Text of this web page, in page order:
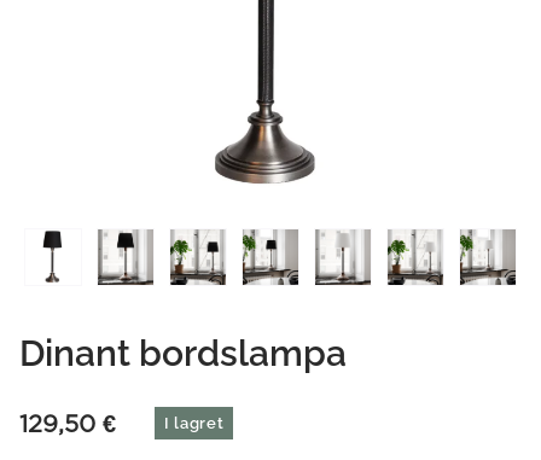
Dinant bordslampa
129,50 € I lagret